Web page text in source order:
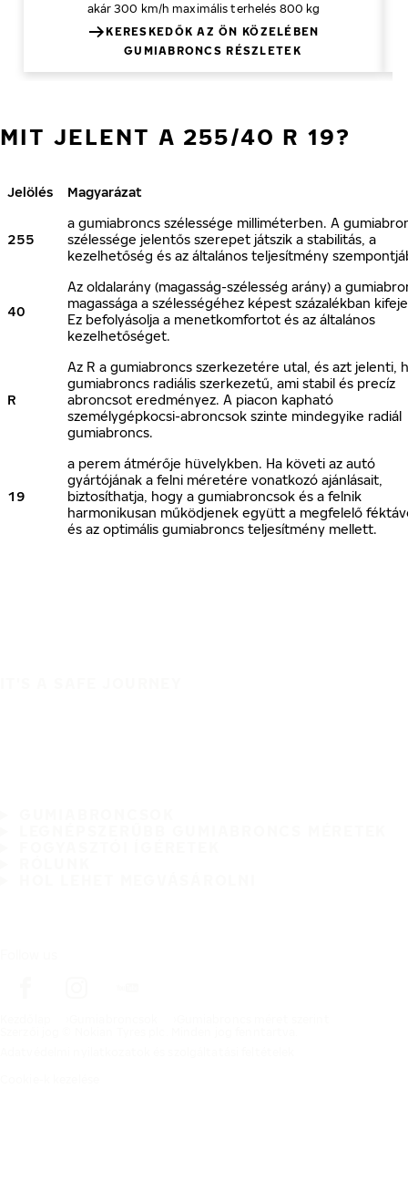
akár 300 km/h maximális terhelés 800 kg
KERESKEDŐK AZ ÖN KÖZELÉBEN
GUMIABRONCS RÉSZLETEK
MIT JELENT A 255/40 R 19?
Jelölés Magyarázat
255
a gumiabroncs szélessége milliméterben. A
szélessége jelentős szerepet játszik a stabilitás, a
kezelhetőség és az általános teljesítmény
40
Az oldalarány (magasság-szélesség arány) a
magassága a szélességéhez képest százalékban
Ez befolyásolja a menetkomfortot és az általános
kezelhetőséget.
R
Az R a gumiabroncs szerkezetére utal, és azt jelenti,
gumiabroncs radiális szerkezetű, ami stabil és precíz
abroncsot eredményez. A piacon kapható
személygépkocsi-abroncsok szinte mindegyike radiál
gumiabroncs.
19
a perem átmérője hüvelykben. Ha követi az autó
gyártójának a felni méretére vonatkozó ajánlásait,
biztosíthatja, hogy a gumiabroncsok és a felnik
harmonikusan működjenek együtt a megfelelő
és az optimális gumiabroncs teljesítmény mellett.